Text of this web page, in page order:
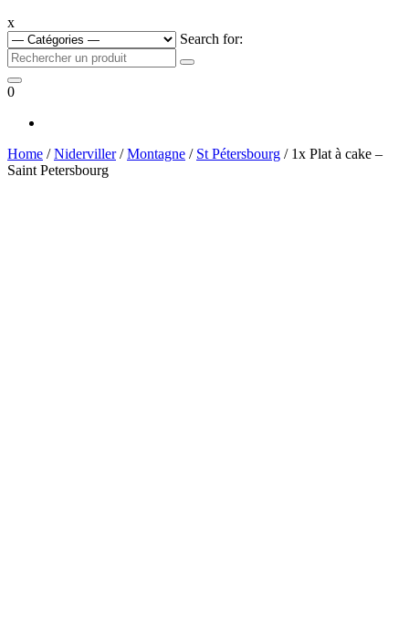
x
Search for:
0
Home /Niderviller/Montagne / St Pétersbourg / 1x Plat à cake –
Saint Petersbourg